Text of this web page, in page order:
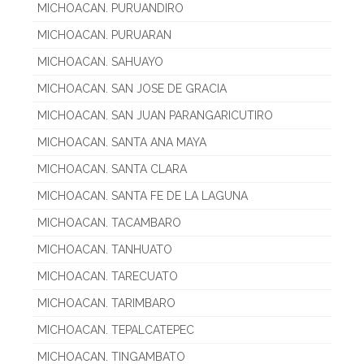
MICHOACAN. PURUANDIRO
MICHOACAN. PURUARAN
MICHOACAN. SAHUAYO
MICHOACAN. SAN JOSE DE GRACIA
MICHOACAN. SAN JUAN PARANGARICUTIRO
MICHOACAN. SANTA ANA MAYA
MICHOACAN. SANTA CLARA
MICHOACAN. SANTA FE DE LA LAGUNA
MICHOACAN. TACAMBARO
MICHOACAN. TANHUATO
MICHOACAN. TARECUATO
MICHOACAN. TARIMBARO
MICHOACAN. TEPALCATEPEC
MICHOACAN. TINGAMBATO